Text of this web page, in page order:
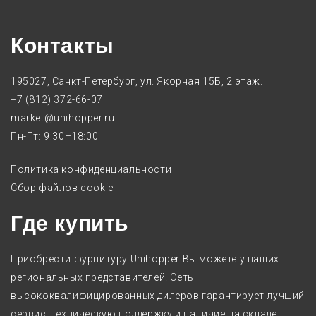
Контакты
195027, Санкт-Петербург, ул. Якорная 15Б, 2 этаж.
+7 (812) 372-66-07
market@unihopper.ru
Пн-Пт: 9:30–18:00
Политика конфиденциальности
Сбор файлов cookie
Где купить
Приобрести фурнитуру Unihopper Вы можете у наших
региональных представителей. Сеть
высококвалифицированных дилеров гарантирует лучший